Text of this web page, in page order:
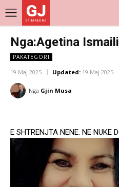
GJ
DRITARE E RE
Nga:Agetina
PAKATEGORI
19 Maj 2025 Updated: 19 Maj 2025
Nga Gjin Musa
E SHTRENJTA NENE. NE NUKE